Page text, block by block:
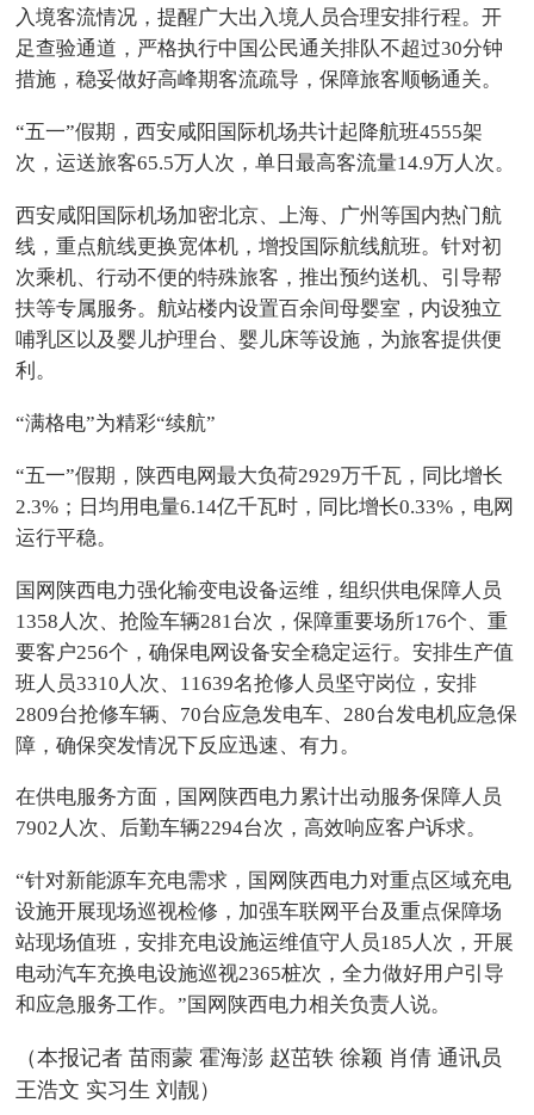
入境客流情况，提醒广大出入境人员合理安排行程。开
足查验通道，严格执行中国公民通关排队不超过30分钟
措施，稳妥做好高峰期客流疏导，保障旅客顺畅通关。
“五一”假期，西安咸阳国际机场共计起降航班4555架
次，运送旅客65.5万人次，单日最高客流量14.9万人次。
西安咸阳国际机场加密北京、上海、广州等国内热门航
线，重点航线更换宽体机，增投国际航线航班。针对初
次乘机、行动不便的特殊旅客，推出预约送机、引导帮
扶等专属服务。航站楼内设置百余间母婴室，内设独立
哺乳区以及婴儿护理台、婴儿床等设施，为旅客提供便
利。
“满格电”为精彩“续航”
“五一”假期，陕西电网最大负荷2929万千瓦，同比增长
2.3%；日均用电量6.14亿千瓦时，同比增长0.33%，电网
运行平稳。
国网陕西电力强化输变电设备运维，组织供电保障人员
1358人次、抢险车辆281台次，保障重要场所176个、重
要客户256个，确保电网设备安全稳定运行。安排生产值
班人员3310人次、11639名抢修人员坚守岗位，安排
2809台抢修车辆、70台应急发电车、280台发电机应急保
障，确保突发情况下反应迅速、有力。
在供电服务方面，国网陕西电力累计出动服务保障人员
7902人次、后勤车辆2294台次，高效响应客户诉求。
“针对新能源车充电需求，国网陕西电力对重点区域充电
设施开展现场巡视检修，加强车联网平台及重点保障场
站现场值班，安排充电设施运维值守人员185人次，开展
电动汽车充换电设施巡视2365桩次，全力做好用户引导
和应急服务工作。”国网陕西电力相关负责人说。
（本报记者 苗雨蒙 霍海澎 赵茁轶 徐颖 肖倩 通讯员
王浩文 实习生 刘靓）